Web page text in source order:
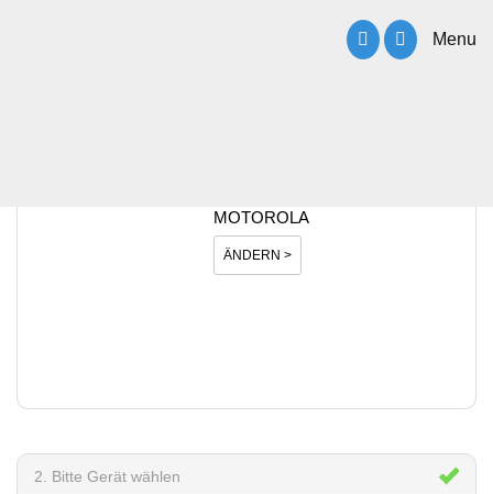
Menu
MOTOROLA
ÄNDERN >
2. Bitte Gerät wählen